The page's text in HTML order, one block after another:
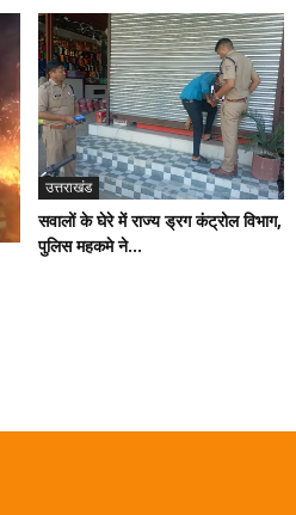
उत्तराखंड
सवालों के घेरे में राज्य ड्रग कंट्रोल विभाग,
पुलिस महकमे ने...